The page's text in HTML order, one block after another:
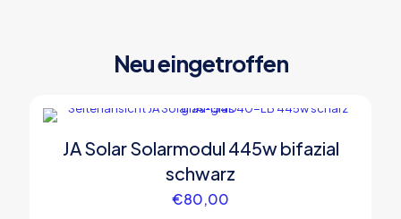
Neu eingetroffen
JA Solar Solarmodul 445w bifazial
schwarz
€80,00